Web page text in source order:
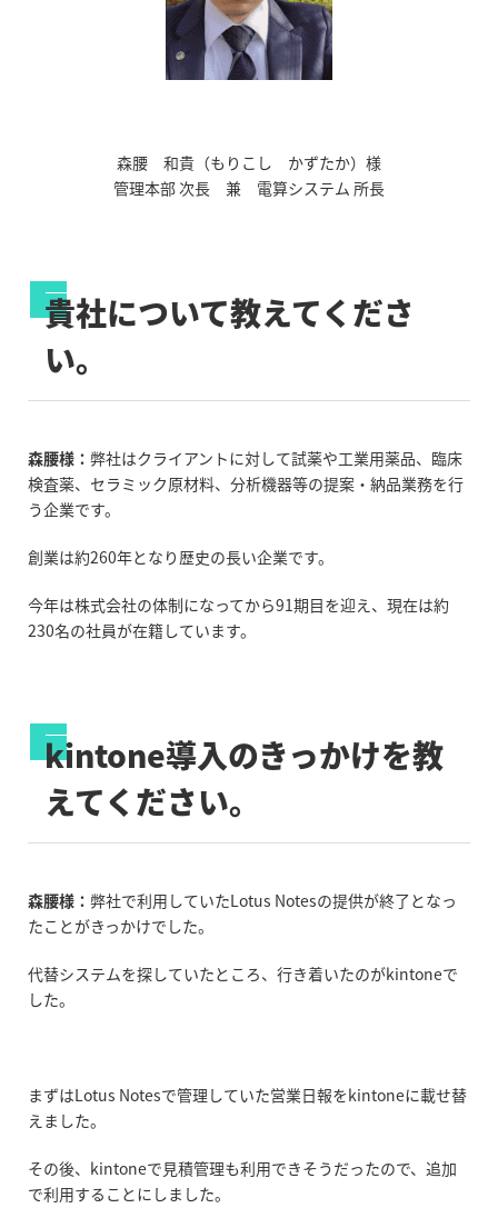
森腰 和貴（もりこし かずたか）様
管理本部 次長 兼 電算システム 所長
貴社について教えてくださ
い。
森腰様： 弊社はクライアントに対して試薬や工業用薬品、臨床
検査薬、セラミック原材料、分析機器等の提案・納品業務を行
う企業です。
創業は約260年となり歴史の長い企業です。
今年は株式会社の体制になってから91期目を迎え、現在は約
230名の社員が在籍しています。
kintone導入のきっかけを教
えてください。
森腰様： 弊社で利用していたLotus Notesの提供が終了となっ
たことがきっかけでした。
代替システムを探していたところ、行き着いたのがkintoneで
した。
まずはLotus Notesで管理していた営業日報をkintoneに載せ替
えました。
その後、kintoneで見積管理も利用できそうだったので、追加
で利用することにしました。